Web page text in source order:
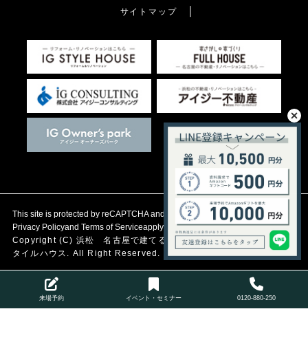
サイトマップ
This site is protected by reCAPTCHA and the Google
Privacy Policyand Terms of Serviceapply.
Copyright (C) 浜松 名古屋で建てる自然素材の注文住宅アイジース
タイルハウス. All Right Reserved.
来場予約 イベント・セミナー 0120-880-250